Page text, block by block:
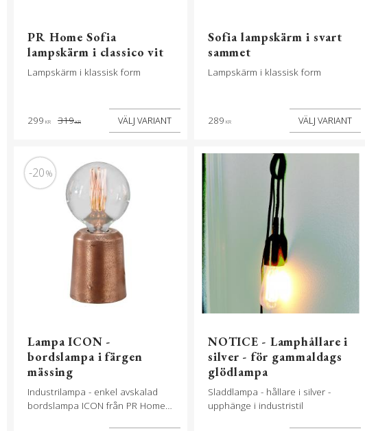
PR Home Sofia
lampskärm i classico vit
Lampskärm i klassisk form
299 KR 319KR
Sofia lampskärm i svart
sammet
Lampskärm i klassisk form
289 KR
Lampa ICON -
bordslampa i färgen
mässing
Industrilampa - enkel avskalad
bordslampa ICON från PR Home -
20%
NOTICE - Lamphållare i
silver - för gammaldags
glödlampa
Sladdlampa - hållare i silver -
upphänge i industristil